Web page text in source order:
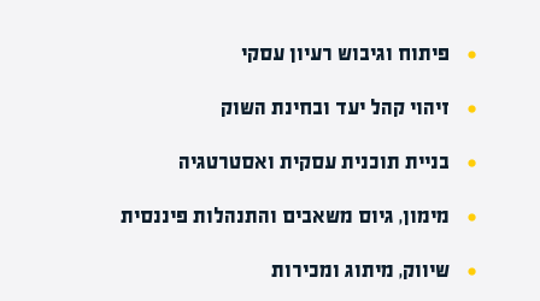
פיתוח וגיבוש רעיון עסקי
זיהוי קהל יעד ובחינת השוק
בניית תוכנית עסקית ואסטרטגיה
מימון, גיוס משאבים והתנהלות פיננסית
שיווק, מיתוג ומכירות